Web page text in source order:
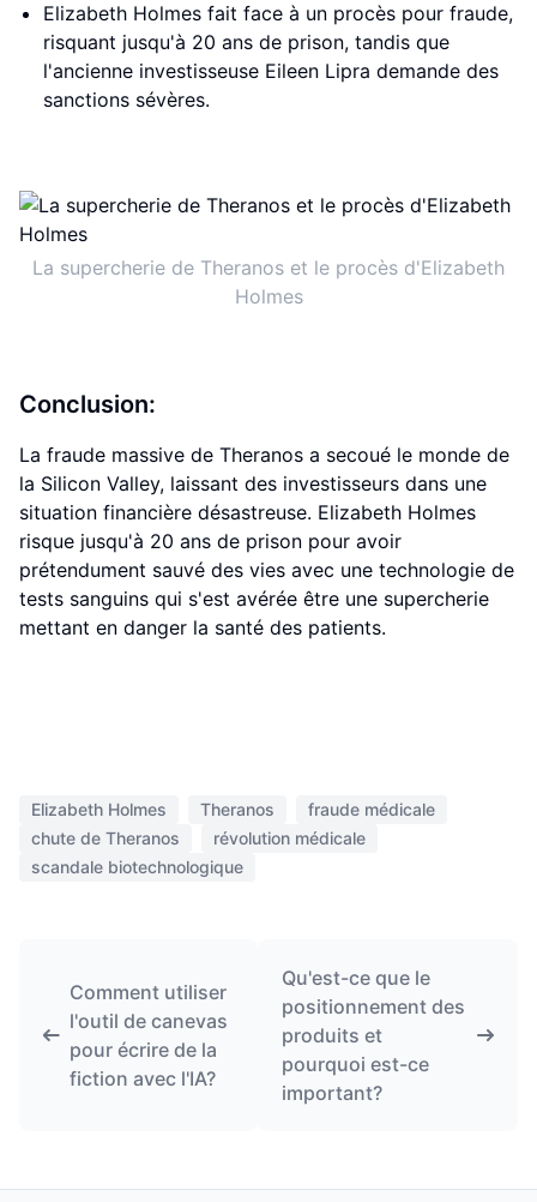
Elizabeth Holmes fait face à un procès pour fraude,
risquant jusqu'à 20 ans de prison, tandis que
l'ancienne investisseuse Eileen Lipra demande des
sanctions sévères.
La supercherie de Theranos et le procès d'Elizabeth
Holmes
Conclusion:
La fraude massive de Theranos a secoué le monde de
la Silicon Valley, laissant des investisseurs dans une
situation financière désastreuse. Elizabeth Holmes
risque jusqu'à 20 ans de prison pour avoir
prétendument sauvé des vies avec une technologie de
tests sanguins qui s'est avérée être une supercherie
mettant en danger la santé des patients.
Elizabeth Holmes Theranos
fraude médicale
chute de Theranos
révolution médicale
scandale biotechnologique
Comment utiliser
l'outil de canevas
pour écrire de la
fiction avec l'IA?
Qu'est-ce que le
positionnement des
produits et
pourquoi est-ce
important?